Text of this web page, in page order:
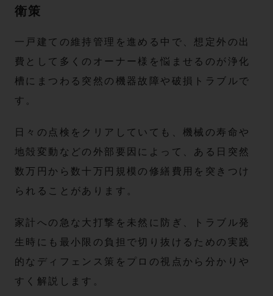
衛策
一戸建ての維持管理を進める中で、想定外の出
費として多くのオーナー様を悩ませるのが浄化
槽にまつわる突然の機器故障や破損トラブルで
す。
日々の点検をクリアしていても、機械の寿命や
地殻変動などの外部要因によって、ある日突然
数万円から数十万円規模の修繕費用を突きつけ
られることがあります。
家計への急な大打撃を未然に防ぎ、トラブル発
生時にも最小限の負担で切り抜けるための実践
的なディフェンス策をプロの視点から分かりや
すく解説します。